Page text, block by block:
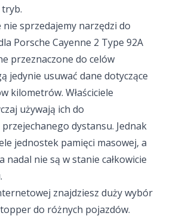
nie sprzedajemy narzędzi do
Porsche Cayenne 2 Type 92A
przeznaczone do celów
jedynie usuwać dane dotyczące
kilometrów. Właściciele
używają ich do
dystansu. Jednak
jednostek pamięci masowej, a
nadal nie są w stanie całkowicie
znajdziesz duży wybór
do różnych pojazdów.